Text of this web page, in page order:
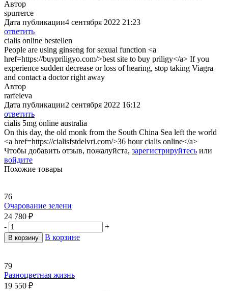
Автор
spurrerce
Дата публикации4 сентября 2022 21:23
ответить
cialis online bestellen
People are using ginseng for sexual function <a
href=https://buypriligyo.com/>best site to buy priligy</a> If you
experience sudden decrease or loss of hearing, stop taking Viagra
and contact a doctor right away
Автор
rarfeleva
Дата публикации2 сентября 2022 16:12
ответить
cialis 5mg online australia
On this day, the old monk from the South China Sea left the world
<a href=https://cialisfstdelvri.com/>36 hour cialis online</a>
Чтобы добавить отзыв, пожалуйста, зарегистрируйтесь или
войдите
Похожие товары
76
Очарование зелени
24 780 ₽
-
+
В корзину В корзине
79
Разноцветная жизнь
19 550 ₽